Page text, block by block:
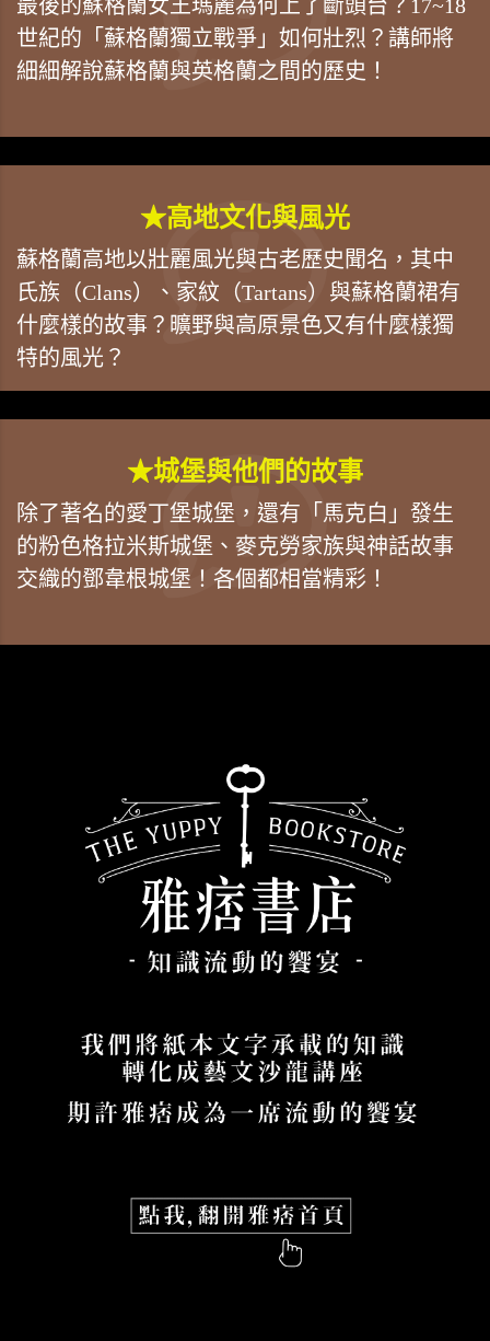
最後的蘇格蘭女王瑪麗為何上了斷頭台？17~18
世紀的「蘇格蘭獨立戰爭」如何壯烈？講師將
細細解說蘇格蘭與英格蘭之間的歷史！
★高地文化與風光
蘇格蘭高地以壯麗風光與古老歷史聞名，其中
氏族（Clans）、家紋（Tartans）與蘇格蘭裙有
什麼樣的故事？曠野與高原景色又有什麼樣獨
特的風光？
★城堡與他們的故事
除了著名的愛丁堡城堡，還有「馬克白」發生
的粉色格拉米斯城堡、麥克勞家族與神話故事
交織的鄧韋根城堡！各個都相當精彩！